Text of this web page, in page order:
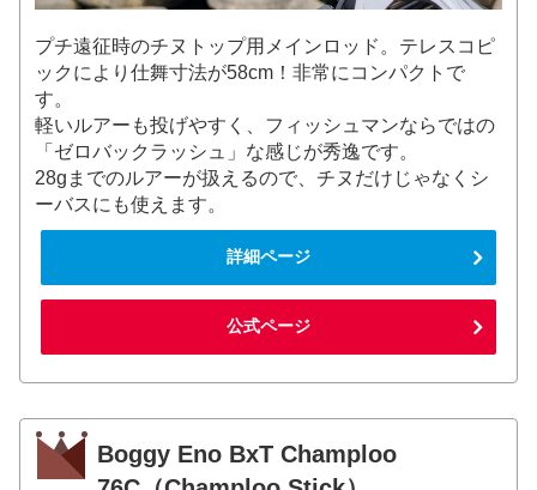
プチ遠征時のチヌトップ用メインロッド。テレスコピ
ックにより仕舞寸法が58cm！非常にコンパクトで
す。
軽いルアーも投げやすく、フィッシュマンならではの
「ゼロバックラッシュ」な感じが秀逸です。
28gまでのルアーが扱えるので、チヌだけじゃなくシ
ーバスにも使えます。
詳細ページ
公式ページ
Boggy Eno BxT Champloo